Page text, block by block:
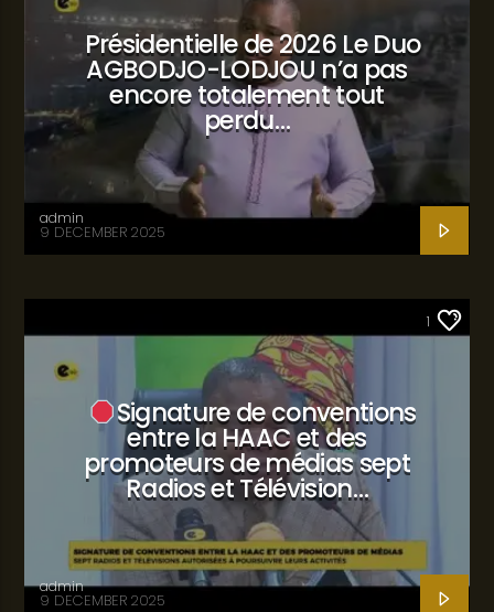
Présidentielle de 2026 Le Duo
AGBODJO-LODJOU n’a pas
encore totalement tout
perdu…
admin
9 DECEMBER 2025
1
Signature de conventions
entre la HAAC et des
promoteurs de médias sept
Radios et Télévision…
admin
9 DECEMBER 2025